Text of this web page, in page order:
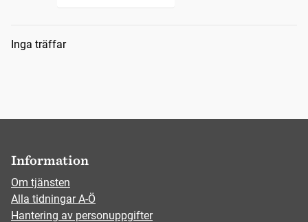
Sökresultat
Inga träffar
Information
Om tjänsten
Alla tidningar A-Ö
Hantering av personuppgifter